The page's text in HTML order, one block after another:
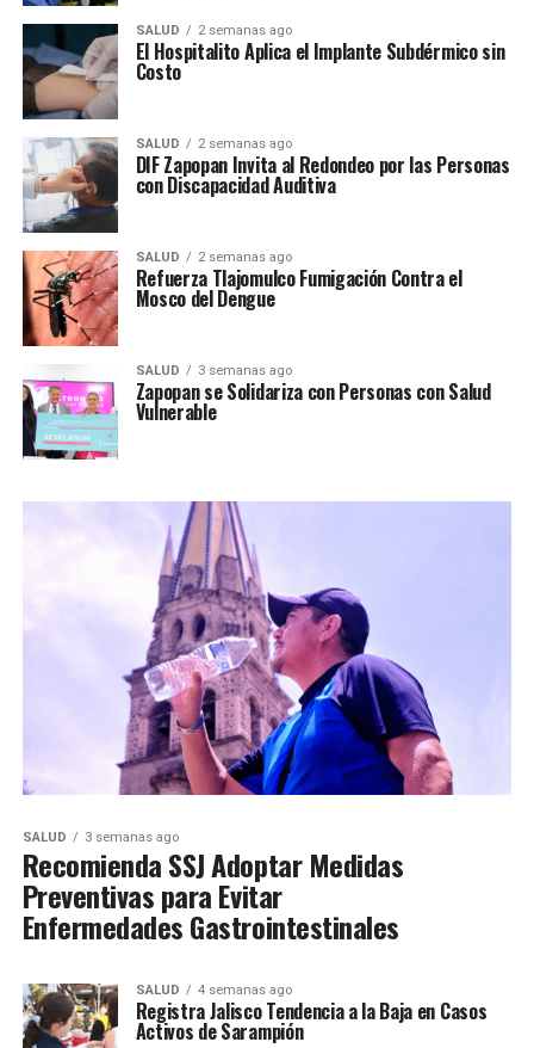
SALUD 2 semanas ago
El Hospitalito Aplica el Implante Subdérmico sin
Costo
SALUD 2 semanas ago
DIF Zapopan Invita al Redondeo por las Personas
con Discapacidad Auditiva
SALUD 2 semanas ago
Refuerza Tlajomulco Fumigación Contra el
Mosco del Dengue
SALUD 3 semanas ago
Zapopan se Solidariza con Personas con Salud
Vulnerable
SALUD 3 semanas ago
Recomienda SSJ Adoptar Medidas
Preventivas para Evitar
Enfermedades Gastrointestinales
SALUD 4 semanas ago
Registra Jalisco Tendencia a la Baja en Casos
Activos de Sarampión